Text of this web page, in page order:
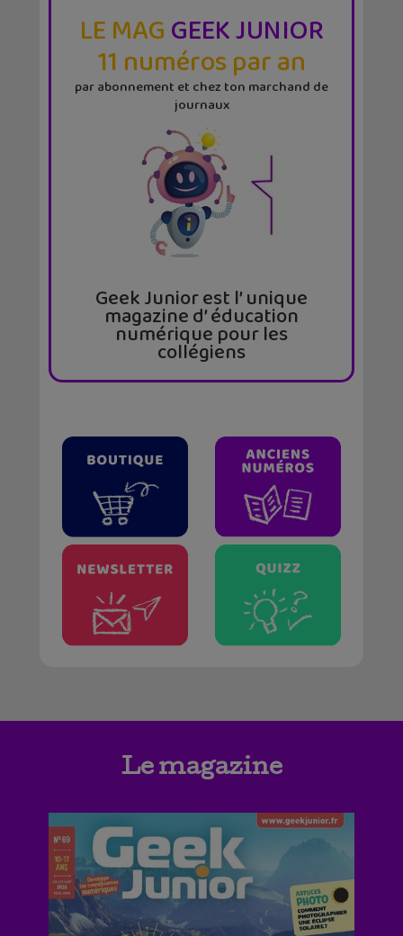
LE MAGGEEK JUNIOR
11 numéros par an
par abonnement et chez ton marchand de
journaux
Geek Junior est l’ unique
magazine d’ éducation
numérique pour les
collégiens
Le magazine